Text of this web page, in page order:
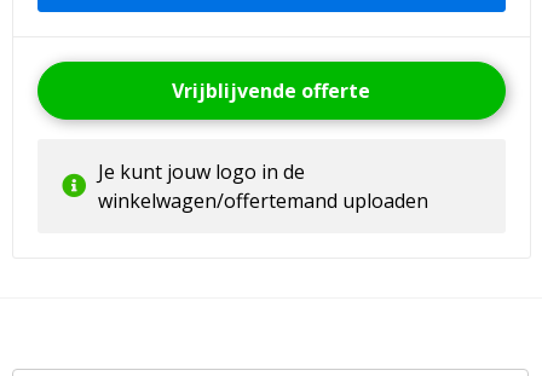
Vrijblijvende offerte
Je kunt jouw logo in de
winkelwagen/offertemand uploaden